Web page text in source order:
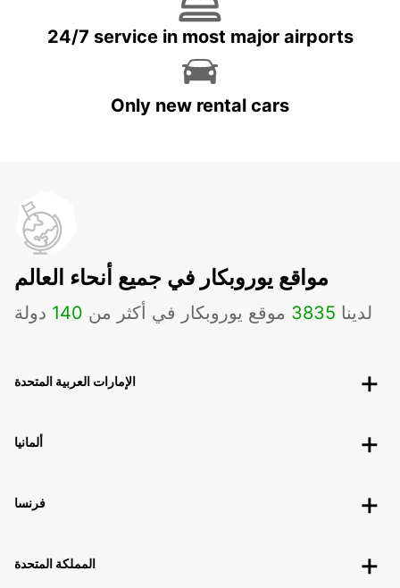
24/7 service in most major airports
Only new rental cars
مواقع يوروبكار في جميع أنحاء العالم
لدينا 3835 موقع يوروبكار في أكثر من 140 دولة
الإمارات العربية المتحدة
ألمانيا
فرنسا
المملكة المتحدة